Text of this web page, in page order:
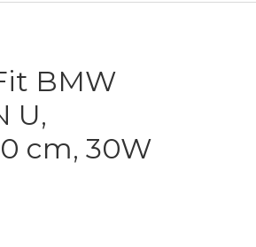
BMW
U,
cm, 30W